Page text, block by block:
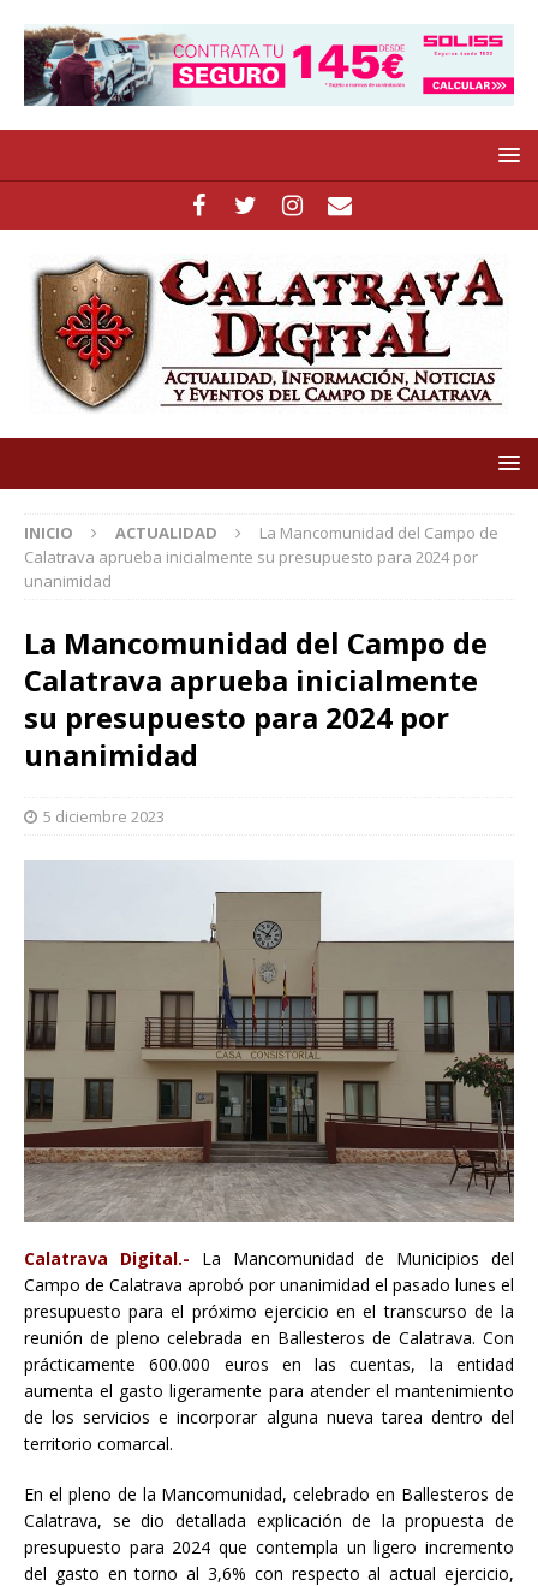
INICIO ACTUALIDAD
La Mancomunidad del Campo de
Calatrava aprueba inicialmente su presupuesto para 2024 por
unanimidad
La Mancomunidad del Campo de
Calatrava aprueba inicialmente
su presupuesto para 2024 por
unanimidad
5 diciembre 2023
Calatrava Digital.-
La Mancomunidad de Municipios del
Campo de Calatrava aprobó por unanimidad el pasado lunes el
presupuesto para el próximo ejercicio en el transcurso de la
reunión de pleno celebrada en Ballesteros de Calatrava. Con
prácticamente 600.000 euros en las cuentas, la entidad
aumenta el gasto ligeramente para atender el mantenimiento
de los servicios e incorporar alguna nueva tarea dentro del
territorio comarcal.
En el pleno de la Mancomunidad, celebrado en Ballesteros de
Calatrava, se dio detallada explicación de la propuesta de
presupuesto para 2024 que contempla un ligero incremento
del gasto en torno al 3,6% con respecto al actual ejercicio,